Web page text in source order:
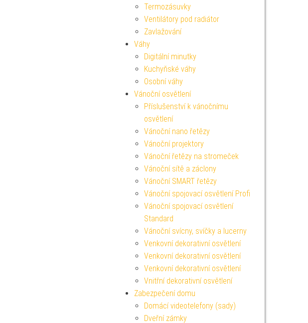
Termozásuvky
Ventilátory pod radiátor
Zavlažování
Váhy
Digitální minutky
Kuchyňské váhy
Osobní váhy
Vánoční osvětlení
Příslušenství k vánočnímu
osvětlení
Vánoční nano řetězy
Vánoční projektory
Vánoční řetězy na stromeček
Vánoční sítě a záclony
Vánoční SMART řetězy
Vánoční spojovací osvětlení Profi
Vánoční spojovací osvětlení
Standard
Vánoční svícny, svíčky a lucerny
Venkovní dekorativní osvětlení
Venkovní dekorativní osvětlení
Venkovní dekorativní osvětlení
Vnitřní dekorativní osvětlení
Zabezpečení domu
Domácí videotelefony (sady)
Dveřní zámky